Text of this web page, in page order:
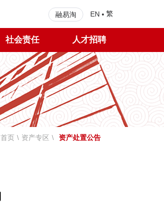
融易淘 EN • 繁
社会责任 人才招聘
首页 \ 资产专区 \ 资产处置公告